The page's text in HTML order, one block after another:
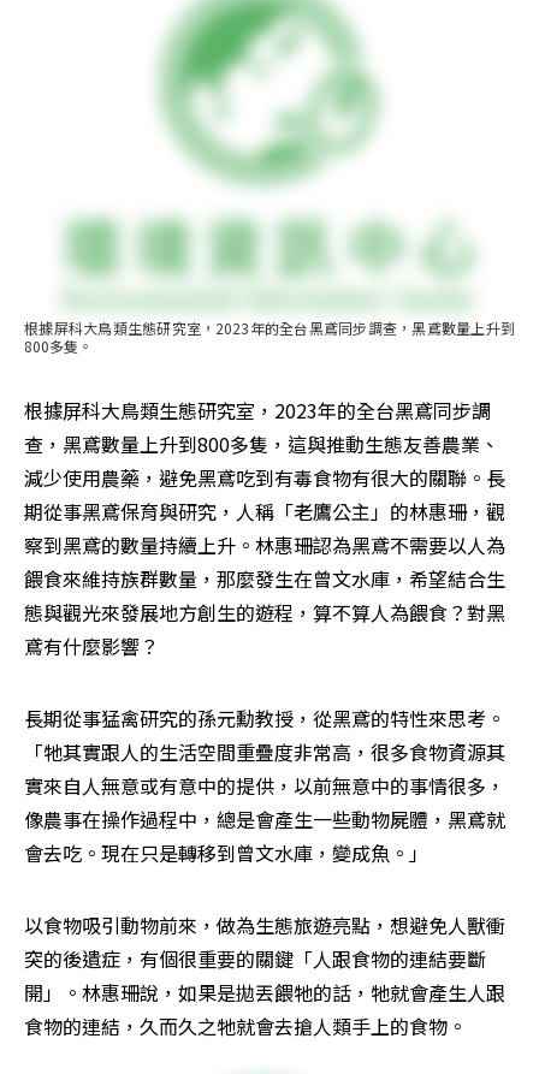
根據屏科大鳥類生態研究室，2023年的全台黑鳶同步調查，黑鳶數量上升到
800多隻。
根據屏科大鳥類生態研究室，2023年的全台黑鳶同步調
查，黑鳶數量上升到800多隻，這與推動生態友善農業、
減少使用農藥，避免黑鳶吃到有毒食物有很大的關聯。長
期從事黑鳶保育與研究，人稱「老鷹公主」的林惠珊，觀
察到黑鳶的數量持續上升。林惠珊認為黑鳶不需要以人為
餵食來維持族群數量，那麼發生在曾文水庫，希望結合生
態與觀光來發展地方創生的遊程，算不算人為餵食？對黑
鳶有什麼影響？
長期從事猛禽研究的孫元勳教授，從黑鳶的特性來思考。
「牠其實跟人的生活空間重疊度非常高，很多食物資源其
實來自人無意或有意中的提供，以前無意中的事情很多，
像農事在操作過程中，總是會產生一些動物屍體，黑鳶就
會去吃。現在只是轉移到曾文水庫，變成魚。」
以食物吸引動物前來，做為生態旅遊亮點，想避免人獸衝
突的後遺症，有個很重要的關鍵「人跟食物的連結要斷
開」。林惠珊說，如果是拋丟餵牠的話，牠就會產生人跟
食物的連結，久而久之牠就會去搶人類手上的食物。